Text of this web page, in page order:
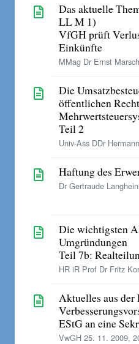
Das aktuelle
LL M 1)
VfGH prüft
Einkünfte
MMag Dr Ernst
Die
öffentlichen
Teil 2
Univ-Ass DDr
Haftung des
Dr Gertraude
Die wichtigsten
Umgründungen
Teil 7b:
HR iR Prof Dr Fritz
Aktuelles aus der
EStG an eine
VwGH 25. 11. 2009,